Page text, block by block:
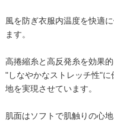
風を防ぎ衣服内温度を快適
ます。
高捲縮糸と高反発糸を効果
"しなやかなストレッチ性"
地を実現させています。
肌面はソフトで肌触りの心